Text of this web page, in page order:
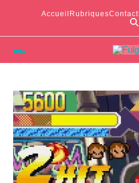
Accueil RubriquesContact